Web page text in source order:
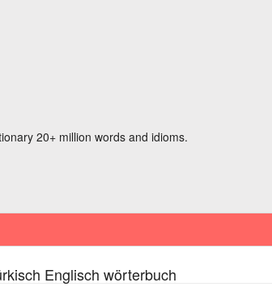
20+ million words and idioms.
Englisch wörterbuch